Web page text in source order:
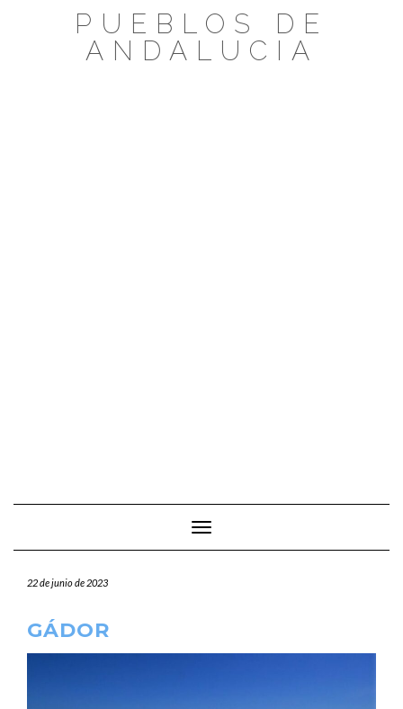
PUEBLOS DE
ANDALUCIA
Cambiar modo de navegación
22 de junio de 2023
GÁDOR